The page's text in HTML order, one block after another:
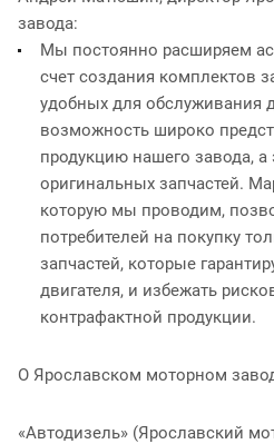
завода:
Мы постоянно расширяем
счет создания комплектов
удобных для обслуживания
возможность широко
продукцию нашего завода, а
оригинальных запчастей.
которую мы проводим,
потребителей на покупку
запчастей, которые
двигателя, и избежать
контрафактной продукции.
О Ярославском моторном
«Автодизель» (Ярославский